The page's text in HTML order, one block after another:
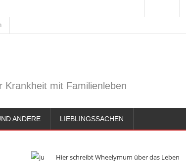
mit Familienleben
ANDERE LIEBLINGSSACHEN
Hier schreibt Wheelymum über das Leben